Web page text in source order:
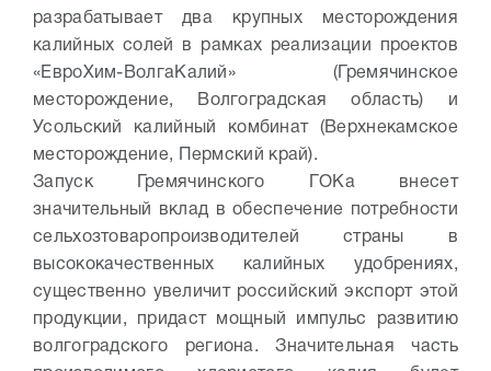
разрабатывает два крупных месторождения
калийных солей в рамках реализации проектов
«ЕвроХим-ВолгаКалий» (Гремячинское
месторождение, Волгоградская область) и
Усольский калийный комбинат (Верхнекамское
месторождение, Пермский край).
Запуск Гремячинского ГОКа внесет
значительный вклад в обеспечение потребности
сельхозтоваропроизводителей страны в
высококачественных калийных удобрениях,
существенно увеличит российский экспорт этой
продукции, придаст мощный импульс развитию
волгоградского региона. Значительная часть